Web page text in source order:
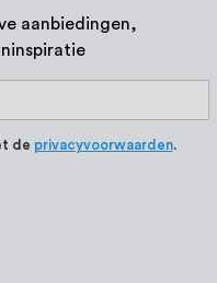
aanbiedingen,
de privacyvoorwaarden.